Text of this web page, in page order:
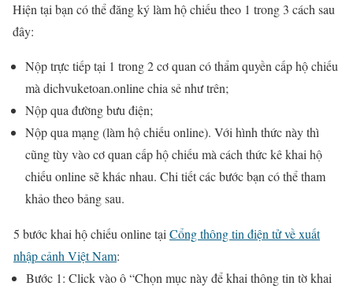
Hiện tại bạn có thể đăng ký làm hộ chiếu theo 1 trong 3 cách sau
đây:
Nộp trực tiếp tại 1 trong 2 cơ quan có thẩm quyền cấp hộ chiếu
mà dichvuketoan.online chia sẻ như trên;
Nộp qua đường bưu điện;
Nộp qua mạng (làm hộ chiếu online). Với hình thức này thì
cũng tùy vào cơ quan cấp hộ chiếu mà cách thức kê khai hộ
chiếu online sẽ khác nhau. Chi tiết các bước bạn có thể tham
khảo theo bảng sau.
5 bước khai hộ chiếu online tại Cổng thông tin điện tử về xuất
nhập cảnh Việt Nam:
Bước 1: Click vào ô “Chọn mục này để khai thông tin tờ khai